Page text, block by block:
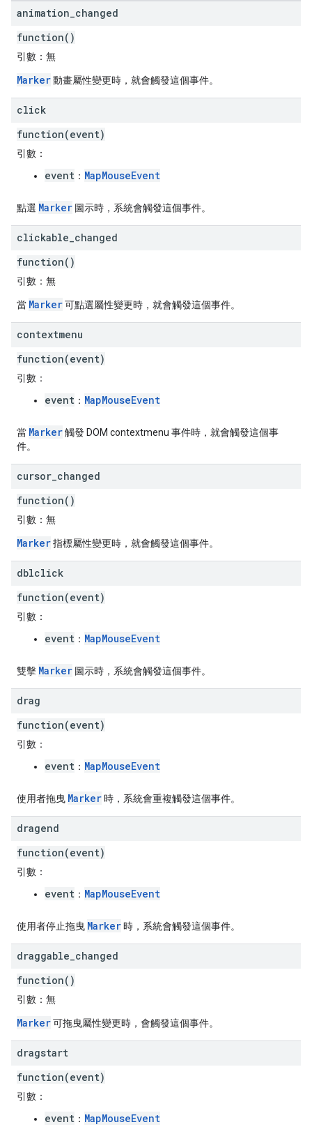
animation changed
function()
引數： 無
Marker動畫屬性變更時，就會觸發這個事件。
click
function(event)
引數：
event ： MapMouseEvent
點選 Marker 圖示時，系統會觸發這個事件。
clickable changed
function()
引數： 無
當 Marker可點選屬性變更時，就會觸發這個事件。
contextmenu
function(event)
引數：
event ： MapMouseEvent
當 Marker觸發 DOM contextmenu 事件時，就會觸發這個事
件。
cursor changed
function()
引數： 無
Marker指標屬性變更時，就會觸發這個事件。
dblclick
function(event)
引數：
event ： MapMouseEvent
雙擊 Marker 圖示時，系統會觸發這個事件。
drag
function(event)
引數：
event ： MapMouseEvent
使用者拖曳 Marker時，系統會重複觸發這個事件。
dragend
function(event)
引數：
event ： MapMouseEvent
使用者停止拖曳 Marker時，系統會觸發這個事件。
draggable changed
function()
引數： 無
Marker可拖曳屬性變更時，會觸發這個事件。
dragstart
function(event)
引數：
event ： MapMouseEvent